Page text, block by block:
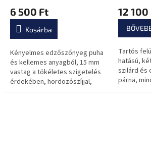
kivitel
6 500 Ft
Kosárba
Kényelmes edzőszőnyeg puha
és kellemes anyagból, 15 mm
vastag a tökéletes szigetelés
érdekében, hordozószíjjal,
csúszásmentes kivitelben.
12 100
Tartós
hatású,
szilárd és
párna,